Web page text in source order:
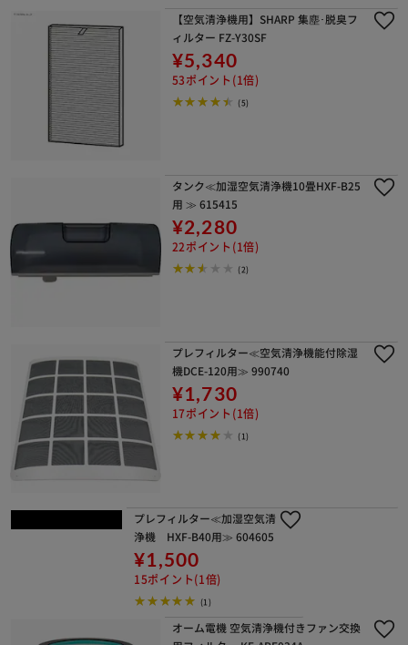
【空気清浄機用】SHARP 集塵･脱臭フ
ィルター FZ-Y30SF
¥5,340
53ポイント(1倍)
(5)
タンク≪加湿空気清浄機10畳HXF-B25
用 ≫ 615415
¥2,280
22ポイント(1倍)
(2)
プレフィルター≪空気清浄機能付除湿
機DCE-120用≫ 990740
¥1,730
17ポイント(1倍)
(1)
プレフィルター≪加湿空気清
浄機 HXF-B40用≫ 604605
¥1,500
15ポイント(1倍)
(1)
オーム電機 空気清浄機付きファン交換